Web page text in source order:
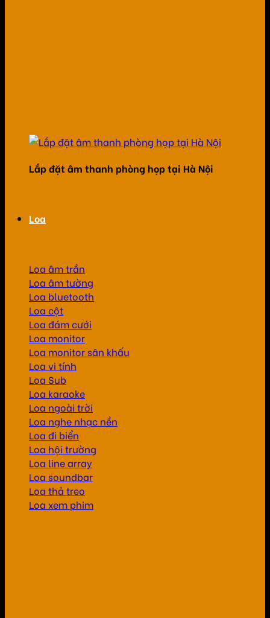
Lắp đặt âm thanh phòng họp tại Hà Nội
Loa
Loa âm trần
Loa âm tường
Loa bluetooth
Loa cột
Loa đám cưới
Loa monitor
Loa monitor sân khấu
Loa vi tính
Loa Sub
Loa karaoke
Loa ngoài trời
Loa nghe nhạc nền
Loa đi biển
Loa hội trường
Loa line array
Loa soundbar
Loa thả treo
Loa xem phim